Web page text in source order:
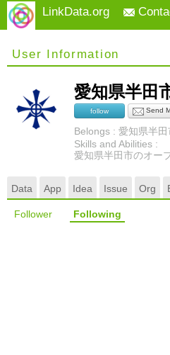
LinkData.org
User Information
愛知県半田
follow Send
Belongs : 愛知県半
Skills and Abilities :
愛知県半田市のオー
Data App Idea Issue Org
Follower Following